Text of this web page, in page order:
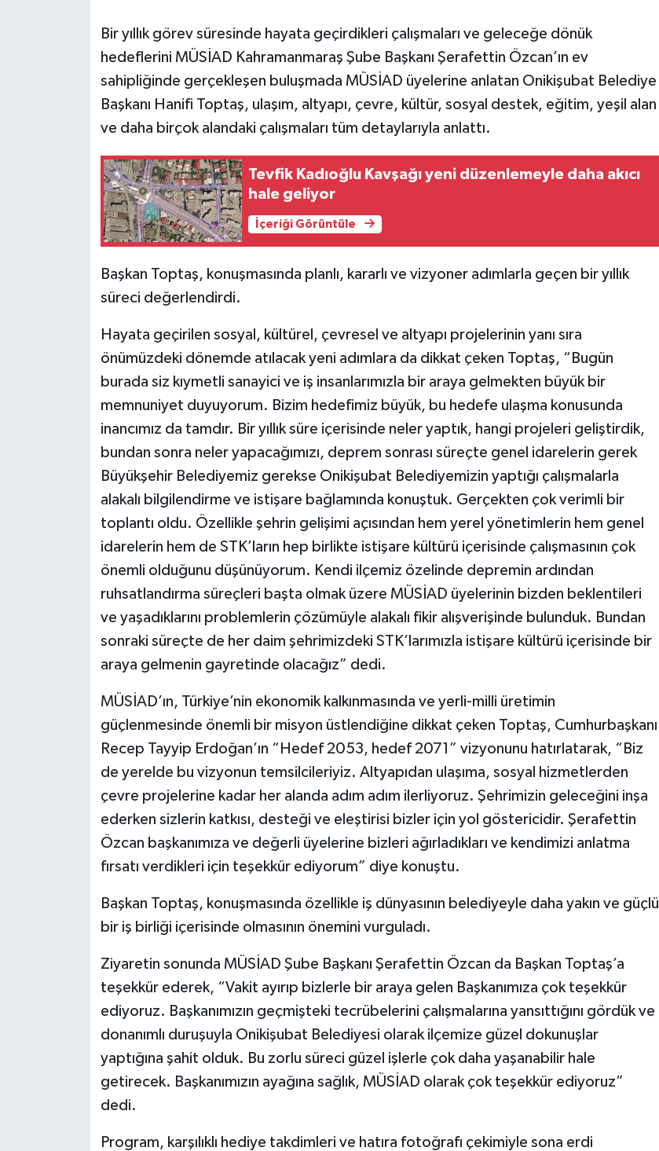
Bir yıllık görev süresinde hayata geçirdikleri çalışmaları ve geleceğe dönük
hedeflerini MÜSİAD Kahramanmaraş Şube Başkanı Şerafettin Özcan’ın ev
sahipliğinde gerçekleşen buluşmada MÜSİAD üyelerine anlatan Onikişubat Belediye
Başkanı Hanifi Toptaş, ulaşım, altyapı, çevre, kültür, sosyal destek, eğitim, yeşil alan
ve daha birçok alandaki çalışmaları tüm detaylarıyla anlattı.
Tevfik Kadıoğlu Kavşağı yeni düzenlemeyle daha akıcı
hale geliyor
İçeriği Görüntüle
Başkan Toptaş, konuşmasında planlı, kararlı ve vizyoner adımlarla geçen bir yıllık
süreci değerlendirdi.
Hayata geçirilen sosyal, kültürel, çevresel ve altyapı projelerinin yanı sıra
önümüzdeki dönemde atılacak yeni adımlara da dikkat çeken Toptaş, “Bugün
burada siz kıymetli sanayici ve iş insanlarımızla bir araya gelmekten büyük bir
memnuniyet duyuyorum. Bizim hedefimiz büyük, bu hedefe ulaşma konusunda
inancımız da tamdır. Bir yıllık süre içerisinde neler yaptık, hangi projeleri geliştirdik,
bundan sonra neler yapacağımızı, deprem sonrası süreçte genel idarelerin gerek
Büyükşehir Belediyemiz gerekse Onikişubat Belediyemizin yaptığı çalışmalarla
alakalı bilgilendirme ve istişare bağlamında konuştuk. Gerçekten çok verimli bir
toplantı oldu. Özellikle şehrin gelişimi açısından hem yerel yönetimlerin hem genel
idarelerin hem de STK’ların hep birlikte istişare kültürü içerisinde çalışmasının çok
önemli olduğunu düşünüyorum. Kendi ilçemiz özelinde depremin ardından
ruhsatlandırma süreçleri başta olmak üzere MÜSİAD üyelerinin bizden beklentileri
ve yaşadıklarını problemlerin çözümüyle alakalı fikir alışverişinde bulunduk. Bundan
sonraki süreçte de her daim şehrimizdeki STK’larımızla istişare kültürü içerisinde bir
araya gelmenin gayretinde olacağız” dedi.
MÜSİAD’ın, Türkiye’nin ekonomik kalkınmasında ve yerli-milli üretimin
güçlenmesinde önemli bir misyon üstlendiğine dikkat çeken Toptaş, Cumhurbaşkanı
Recep Tayyip Erdoğan’ın “Hedef 2053, hedef 2071” vizyonunu hatırlatarak, “Biz
de yerelde bu vizyonun temsilcileriyiz. Altyapıdan ulaşıma, sosyal hizmetlerden
çevre projelerine kadar her alanda adım adım ilerliyoruz. Şehrimizin geleceğini inşa
ederken sizlerin katkısı, desteği ve eleştirisi bizler için yol göstericidir. Şerafettin
Özcan başkanımıza ve değerli üyelerine bizleri ağırladıkları ve kendimizi anlatma
fırsatı verdikleri için teşekkür ediyorum” diye konuştu.
Başkan Toptaş, konuşmasında özellikle iş dünyasının belediyeyle daha yakın ve güçlü
bir iş birliği içerisinde olmasının önemini vurguladı.
Ziyaretin sonunda MÜSİAD Şube Başkanı Şerafettin Özcan da Başkan Toptaş’a
teşekkür ederek, “Vakit ayırıp bizlerle bir araya gelen Başkanımıza çok teşekkür
ediyoruz. Başkanımızın geçmişteki tecrübelerini çalışmalarına yansıttığını gördük ve
donanımlı duruşuyla Onikişubat Belediyesi olarak ilçemize güzel dokunuşlar
yaptığına şahit olduk. Bu zorlu süreci güzel işlerle çok daha yaşanabilir hale
getirecek. Başkanımızın ayağına sağlık, MÜSİAD olarak çok teşekkür ediyoruz”
dedi.
Program, karşılıklı hediye takdimleri ve hatıra fotoğrafı çekimiyle sona erdi